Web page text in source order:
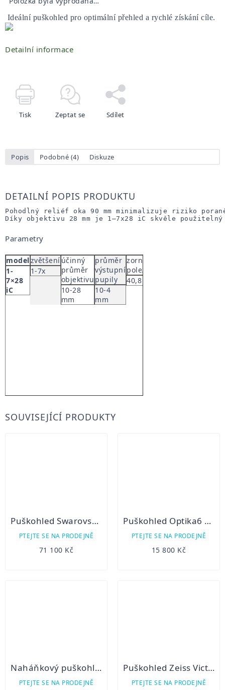
Ideální puškohled pro optimální přehled a rychlé získání cíle.
Detailní informace
Tisk Zeptat se Sdílet
Popis Podobné (4) Diskuze
DETAILNÍ POPIS PRODUKTU
Pohodlný reliéf oka 90 mm minimalizuje riziko
Díky objektivu 28 mm je 1–7x28 iC skvěle
Parametry
model
1-
7×28
iC
zvětšení
1-7x
účinný
průměr
objektivu
10-28
mm
průměr
výstupní
pupily
10-4
mm
zorné
pole/100 m
40,8 – 6 m
SOUVISEJÍCÍ PRODUKTY
Puškohled Swarovski Z6i 2,5-15x56 P BT SR
PTEJTE SE NA PRODEJNĚ
71 100 Kč
Puškohled Optika6 2,5-15x44 RD SFP
PTEJTE SE NA PRODEJNĚ
15 800 Kč
Naháňkový puškohled FOMEI 1-6x24 FOREMAN HTC PRO G4
PTEJTE SE NA PRODEJNĚ
Puškohled Zeiss Victory V8 M 1,8 – 14 x 50 provedení 2022
PTEJTE SE NA PRODEJNĚ